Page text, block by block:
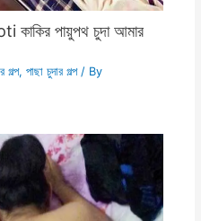
পায়ুপথ চুদা আমার
গল্প, পাছা চুদার গল্প/ By